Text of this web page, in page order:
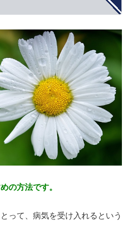
の方法です。
って、病気を受け入れるという